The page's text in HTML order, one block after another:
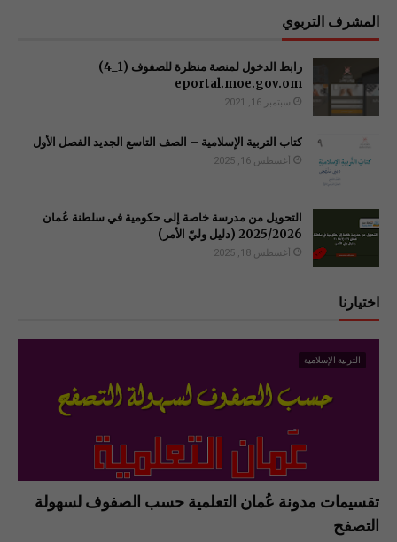
المشرف التربوي
رابط الدخول لمنصة منظرة للصفوف (1_4)
سبتمبر 16, 2021
كتاب التربية الإسلامية – الصف التاسع الجديد الفصل الأول
أغسطس 16, 2025
التحويل من مدرسة خاصة إلى حكومية في سلطنة عُمان
2025/2026 (دليل وليّ الأمر)
أغسطس 18, 2025
اختيارنا
التربية الإسلامية
تقسيمات مدونة عُمان التعلمية حسب الصفوف لسهولة
التصفح